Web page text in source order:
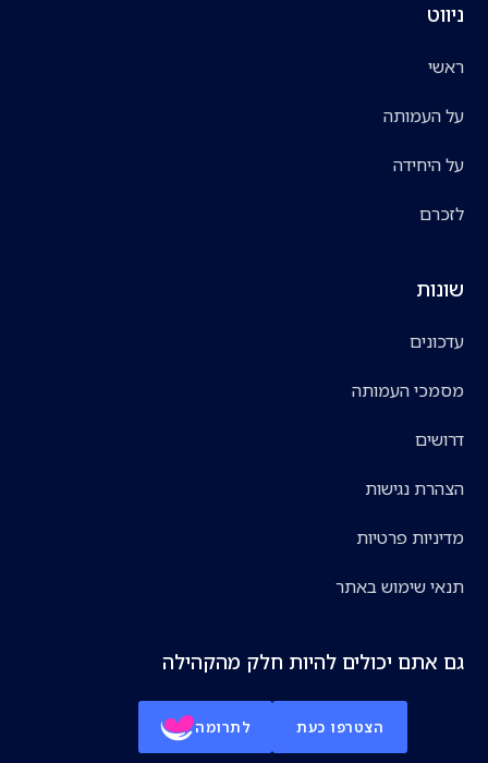
ניווט
ראשי
על העמותה
על היחידה
לזכרם
שונות
עדכונים
מסמכי העמותה
דרושים
הצהרת נגישות
מדיניות פרטיות
תנאי שימוש באתר
גם אתם יכולים להיות חלק מהקהילה
הצטרפו כעת לתרומה